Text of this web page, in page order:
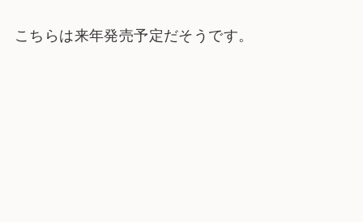
こちらは来年発売予定だそうです。